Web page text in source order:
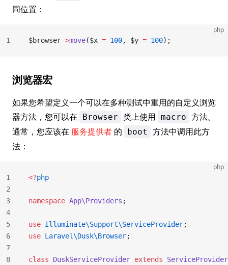
同位置：
php
$browser->move($x = 100, $y = 100);
1
浏览器宏
如果您希望定义一个可以在多种测试中重用的自定义浏览
器方法，您可以在
Browser 类上使用 macro 方法。
通常，您应该在 服务提供者 的 boot
方法中调用此方
法：
php
<?php
namespace App\Providers ;
use Illuminate\Support\ServiceProvider;
use Laravel\Dusk\Browser;
class DuskServiceProvider extends ServiceProvider
1
2
3
4
5
6
7
8